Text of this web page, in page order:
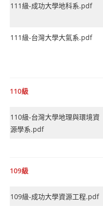
111級-成功大學地科系.pdf
111級-台灣大學大氣系.pdf
110級
110級-台灣大學地理與環境資
源學系.pdf
109級
109級-成功大學資源工程.pdf